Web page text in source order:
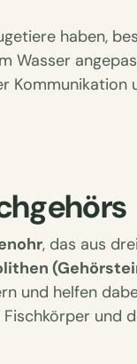
haben,
Wasser
Kommunikation
, das aus
und helfen
und